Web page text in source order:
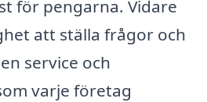
för pengarna. Vidare
att ställa frågor och
service och
varje företag